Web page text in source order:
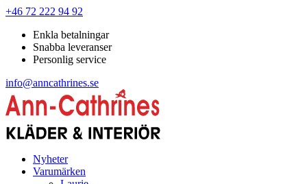
+46 72 222 94 92
Enkla betalningar
Snabba leveranser
Personlig service
info@anncathrines.se
Nyheter
Varumärken